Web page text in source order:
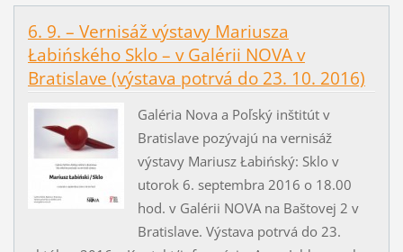
6. 9. – Vernisáž výstavy Mariusza
Łabińského Sklo – v Galérii NOVA v
Bratislave (výstava potrvá do 23. 10. 2016)
Galéria Nova a Poľský inštitút v
Bratislave pozývajú na vernisáž
výstavy Mariusz Łabińský: Sklo v
utorok 6. septembra 2016 o 18.00
hod. v Galérii NOVA na Baštovej 2 v
Bratislave. Výstava potrvá do 23.